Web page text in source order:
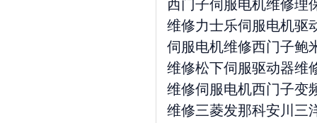
西门子伺服电机维修理
维修力士乐伺服电机驱
伺服电机维修西门子鲍
维修松下伺服驱动器维
维修伺服电机西门子变
维修三菱发那科安川三